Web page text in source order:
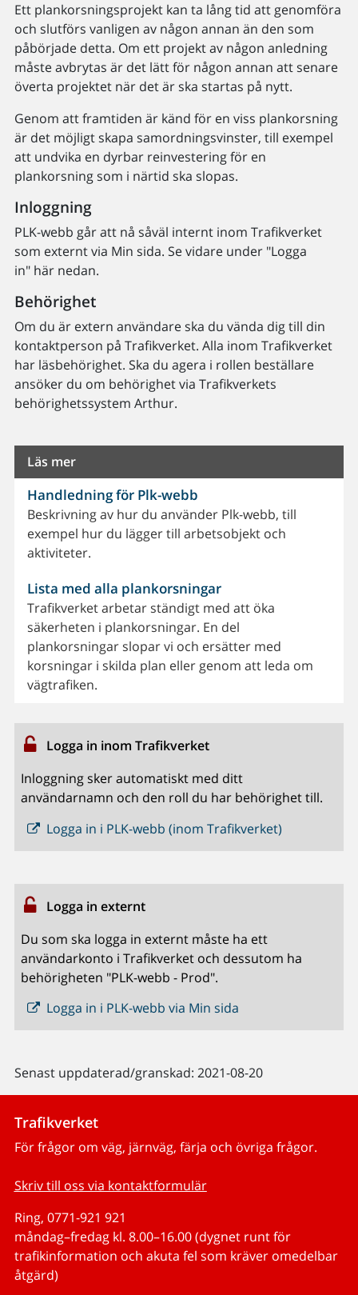
Ett plankorsningsprojekt kan ta lång tid att genomföra
och slutförs vanligen av någon annan än den som
påbörjade detta. Om ett projekt av någon anledning
måste avbrytas är det lätt för någon annan att senare
överta projektet när det är ska startas på nytt.
Genom att framtiden är känd för en viss plankorsning
är det möjligt skapa samordningsvinster, till exempel
att undvika en dyrbar reinvestering för en
plankorsning som i närtid ska slopas.
Inloggning
PLK-webb går att nå såväl internt inom Trafikverket
som externt via Min sida. Se vidare under "Logga
in" här nedan.
Behörighet
Om du är extern användare ska du vända dig till din
kontaktperson på Trafikverket. Alla inom Trafikverket
har läsbehörighet. Ska du agera i rollen beställare
ansöker du om behörighet via Trafikverkets
behörighetssystem Arthur.
Läs mer
Handledning för Plk-webb
Beskrivning av hur du använder Plk-webb, till
exempel hur du lägger till arbetsobjekt och
aktiviteter.
Lista med alla plankorsningar
Trafikverket arbetar ständigt med att öka
säkerheten i plankorsningar. En del
plankorsningar slopar vi och ersätter med
korsningar i skilda plan eller genom att leda om
vägtrafiken.
Logga in inom Trafikverket
Inloggning sker automatiskt med ditt
användarnamn och den roll du har behörighet till.
Logga in i PLK-webb (inom Trafikverket)
Logga in externt
Du som ska logga in externt måste ha ett
användarkonto i Trafikverket och dessutom ha
behörigheten "PLK-webb - Prod".
Logga in i PLK-webb via Min sida
Senast uppdaterad/granskad: 2021-08-20
Trafikverket
För frågor om väg, järnväg, färja och övriga frågor.
Skriv till oss via kontaktformulär
Ring, 0771-921 921
måndag–fredag kl. 8.00–16.00 (dygnet runt för
trafikinformation och akuta fel som kräver omedelbar
åtgärd)